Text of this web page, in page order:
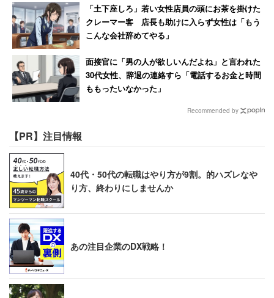
「土下座しろ」若い女性店員の頭にお茶を掛けた
クレーマー客 店長も助けに入らず女性は「もう
こんな会社辞めてやる」
面接官に「男の人が欲しいんだよね」と言われた
30代女性、辞退の連絡すら「電話するお金と時間
ももったいなかった」
Recommended by
【PR】注目情報
40代・50代の転職はやり方が9割。的ハズレなや
り方、終わりにしませんか
あの注目企業のDX戦略！